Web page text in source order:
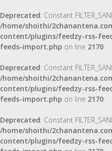
Deprecated: Constant
/home/shoithi/
content/plugins/feedzy-rss-
feeds-import.php on line 2170
Deprecated: Constant
/home/shoithi/
content/plugins/feedzy-rss-
feeds-import.php on line 2170
Deprecated: Constant
/home/shoithi/
content/plugins/feedzy-rss-